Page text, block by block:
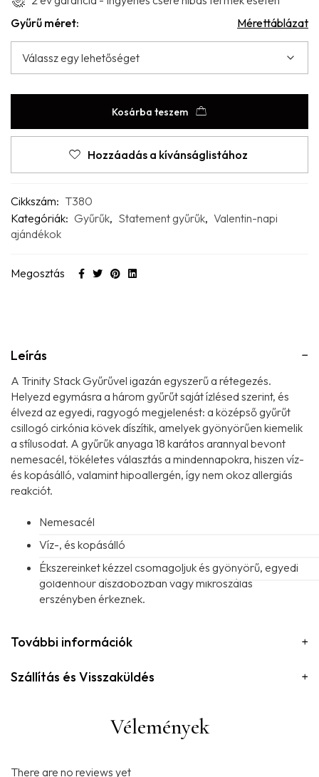
Gyűrű méret:
Mérettáblázat
Kosárba teszem
Hozzáadás a kívánságlistához
Cikkszám: T380
Kategóriák: Gyűrűk, Statement gyűrűk, Valentin-napi
ajándékok
Megosztás
Leírás
A Trinity Stack Gyűrűvel igazán egyszerű a rétegezés.
Helyezd egymásra a három gyűrűt saját ízlésed szerint, és
élvezd az egyedi, ragyogó megjelenést: a középső gyűrűt
csillogó cirkónia kövek díszítik, amelyek gyönyörűen kiemelik
a stílusodat. A gyűrűk anyaga 18 karátos arannyal bevont
nemesacél, tökéletes választás a mindennapokra, hiszen víz-
és kopásálló, valamint hipoallergén, így nem okoz allergiás
reakciót.
Nemesacél
Víz-, és kopásálló
Ékszereinket kézzel csomagoljuk és gyönyörű, egyedi
goldenhour díszdobozban vagy mikroszálas
erszényben érkeznek.
További információk
Szállítás és Visszaküldés
Vélemények
There are no reviews yet